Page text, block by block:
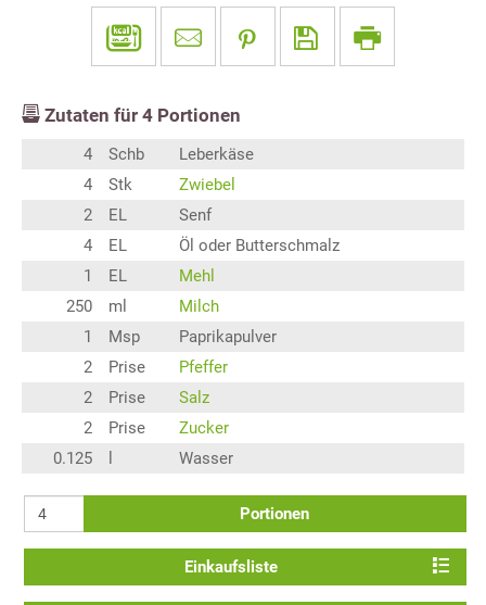
Zutaten für 4 Portionen
4 Schb
Leberkäse
4
Stk
Zwiebel
2
EL
Senf
4
EL
Öl oder Butterschmalz
1
EL
Mehl
250
ml
Milch
1
Msp
Paprikapulver
2
Prise
Pfeffer
2
Prise
Salz
2
Prise
Zucker
0.125
Wasser
Portionen
Einkaufsliste